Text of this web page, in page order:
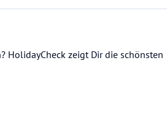
HolidayCheck zeigt Dir die schönsten